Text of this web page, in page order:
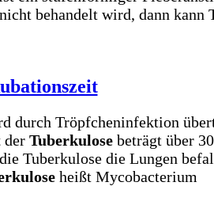
behandelt wird, dann kann
durch Tröpfcheninfektion
der Tuberkulosebeträgt über
Tuberkulose die Lungen
heißt Mycobacterium